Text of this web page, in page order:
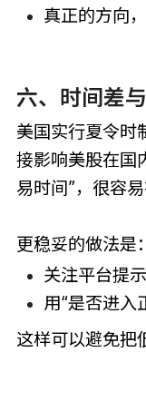
真正的方向
六、时间差
美国实行夏令时
接影响美股在国
易时间”，很容
更稳妥的做法是：
关注平台提
用“是否进入
这样可以避免把